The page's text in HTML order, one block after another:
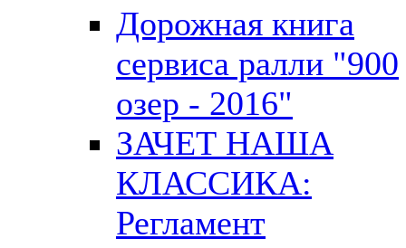
Дорожная книга
сервиса ралли "900
озер - 2016"
ЗАЧЕТ НАША
КЛАССИКА:
Регламент